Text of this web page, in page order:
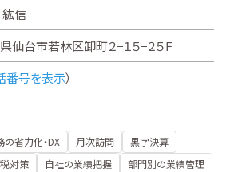
信
仙台市若林区卸町２−１５−２５Ｆ
番号を表示）
省力化・DX 月次訪問
黒字決算
対策 自社の業績把握
部門別の業績管理